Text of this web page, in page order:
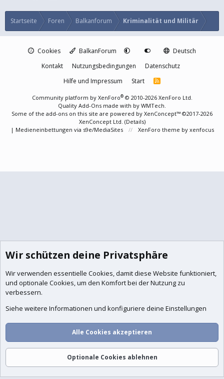
Startseite Foren Balkanforum Kriminalität und Militär
Cookies BalkanForum
Deutsch
Kontakt
Nutzungsbedingungen
Datenschutz
Hilfe und Impressum
Start
R
Community platform by XenForo® © 2010-2026 XenForo Ltd.
Quality Add-Ons made with by WMTech
Some of the add-ons on this site are powered by XenConcept™ ©2017-2026
XenConcept Ltd. (Details)
| Medieneinbettungen via s9e/MediaSites XenForo theme by xenfocus
Aktuelles Anmelden Registrieren
Wir schützen deine Privatsphäre
Wir verwenden essentielle Cookies, damit diese Website funktioniert,
und optionale Cookies, um den Komfort bei der Nutzung zu
verbessern.
Siehe weitere Informationen und konfiguriere deine Einstellungen
Alle Cookies akzeptieren
Optionale Cookies ablehnen